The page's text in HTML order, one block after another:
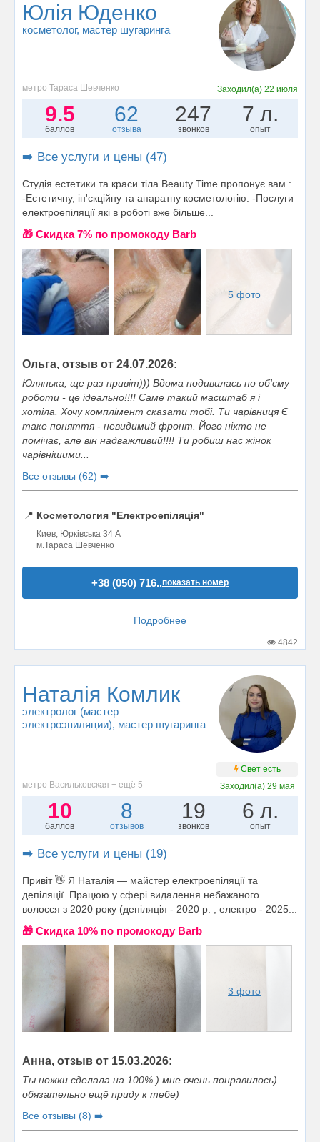
Юлія Юденко
косметолог, мастер шугаринга
метро Тараса Шевченко Заходил(а) 22 июля
9.5
баллов
62
отзыва
247
звонков
7 л.
опыт
➡️ Все услуги и цены (47)
Студія естетики та краси тіла Beauty Time пропонує вам :
-Естетичну, ін'єкційну та апаратну косметологію. -Послуги
електроепіляції які в роботі вже більше...
🎁 Cкидка 7% по промокоду Barb
5 фото
Ольга, отзыв от 24.07.2026:
Юлянька, ще раз привіт))) Вдома подивилась по об'єму
роботи - це ідеально!!!! Саме такий масштаб я і
хотіла. Хочу комплімент сказати тобі. Ти чарівниця Є
таке поняття - невидимий фронт. Його ніхто не
помічає, але він надважливий!!!! Ти робиш нас жінок
чарівнішими...
Все отзывы (62) ➡️
📍 Косметология "Електроепіляція"
Киев, Юрківська 34 А
м.Тараса Шевченко
+38 (050) 716..показать номер
Подробнее
4842
Наталія Комлик
электролог (мастер
электроэпиляции), мастер шугаринга
Свет есть
метро Васильковская + ещё 5
Заходил(а) 29 мая
10
баллов
8
отзывов
19
звонков
6 л.
опыт
➡️ Все услуги и цены (19)
Привіт 👋 Я Наталія — майстер електроепіляції та
депіляції. Працюю у сфері видалення небажаного
волосся з 2020 року (депіляція - 2020 р. , електро - 2025...
🎁 Cкидка 10% по промокоду Barb
3 фото
Анна, отзыв от 15.03.2026:
Ты ножки сделала на 100% ) мне очень понравилось)
обязательно ещё приду к тебе)
Все отзывы (8) ➡️